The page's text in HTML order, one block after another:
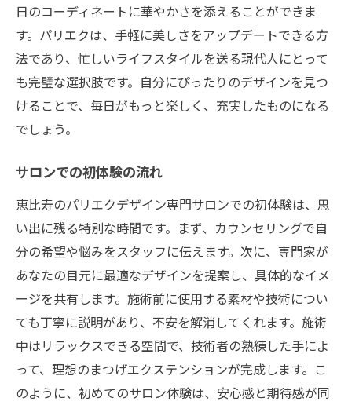
日のコーディネートに華やかさを添えることができま
す。パリエクは、手軽に美しさをアップデートできる方
法であり、忙しいライフスタイルを送る現代人にとって
も完璧な選択肢です。自分にぴったりのデザインを見つ
けることで、毎日がもっと楽しく、充実したものになる
でしょう。
サロンでの初体験の流れ
恵比寿のパリエクデザイン専門サロンでの初体験は、思
い出に残る特別な時間です。まず、カウンセリングで自
分の希望や悩みをスタッフに伝えます。次に、専門家が
あなたの目元に最適なデザインを提案し、具体的なイメ
ージを共有します。施術前に使用する素材や技術につい
ても丁寧に説明があり、不安を解消してくれます。施術
中はリラックスできる空間で、技術者の熟練した手によ
って、理想のまつげエクステンションが完成します。こ
のように、初めてのサロン体験は、安心感と期待感が同